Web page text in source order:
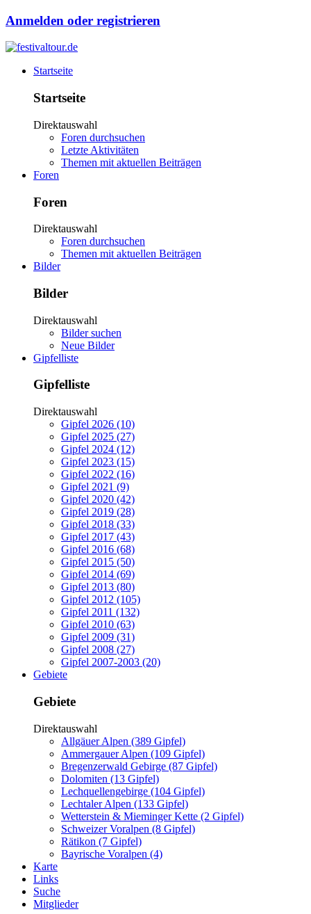
Anmelden oder registrieren
Startseite
Startseite
Direktauswahl
Foren durchsuchen
Letzte Aktivitäten
Themen mit aktuellen Beiträgen
Foren
Foren
Direktauswahl
Foren durchsuchen
Themen mit aktuellen Beiträgen
Bilder
Bilder
Direktauswahl
Bilder suchen
Neue Bilder
Gipfelliste
Gipfelliste
Direktauswahl
Gipfel 2026 (10)
Gipfel 2025 (27)
Gipfel 2024 (12)
Gipfel 2023 (15)
Gipfel 2022 (16)
Gipfel 2021 (9)
Gipfel 2020 (42)
Gipfel 2019 (28)
Gipfel 2018 (33)
Gipfel 2017 (43)
Gipfel 2016 (68)
Gipfel 2015 (50)
Gipfel 2014 (69)
Gipfel 2013 (80)
Gipfel 2012 (105)
Gipfel 2011 (132)
Gipfel 2010 (63)
Gipfel 2009 (31)
Gipfel 2008 (27)
Gipfel 2007-2003 (20)
Gebiete
Gebiete
Direktauswahl
Allgäuer Alpen (389 Gipfel)
Ammergauer Alpen (109 Gipfel)
Bregenzerwald Gebirge (87 Gipfel)
Dolomiten (13 Gipfel)
Lechquellengebirge (104 Gipfel)
Lechtaler Alpen (133 Gipfel)
Wetterstein & Mieminger Kette (2 Gipfel)
Schweizer Voralpen (8 Gipfel)
Rätikon (7 Gipfel)
Bayrische Voralpen (4)
Karte
Links
Suche
Mitglieder